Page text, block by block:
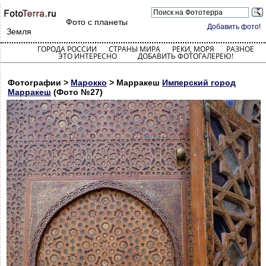
Добавить фото!
Фото с планеты
Земля
ГОРОДА РОССИИ СТРАНЫ МИРА РЕКИ, МОРЯ РАЗНОЕ
ЭТО ИНТЕРЕСНО ДОБАВИТЬ ФОТОГАЛЕРЕЮ!
Фотографии > Марокко > Марракеш Имперский город
Марракеш (Фото №27)